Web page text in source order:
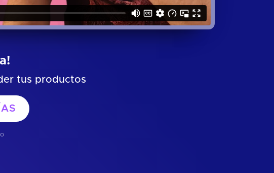
tus productos